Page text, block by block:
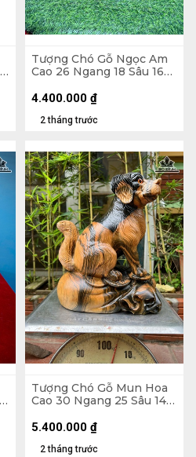
Tượng Chó Gỗ Ngọc Am
Cao 26 Ngang 18 Sâu 16
2 tháng trước
4.400.000 ₫
Tượng Chó Gỗ Mun Hoa
Cao 30 Ngang 25 Sâu 14
2 tháng trước
5.400.000 ₫